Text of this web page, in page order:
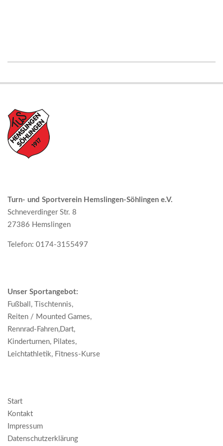
09-
Turn- und Sportverein Hemslingen-Söhlingen e.V.
Schneverdinger Str. 8
27386 Hemslingen
Telefon: 0174-3155497
Unser Sportangebot:
Fußball, Tischtennis,
Reiten / Mounted Games,
Rennrad-Fahren,Dart,
Kinderturnen, Pilates,
Leichtathletik, Fitness-Kurse
Start
Kontakt
Impressum
Datenschutzerklärung